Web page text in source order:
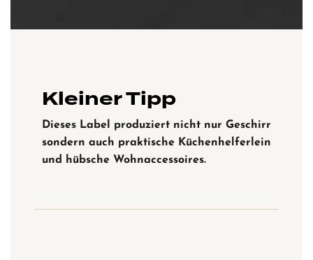
Kleiner Tipp
Dieses Label produziert nicht nur Geschirr
sondern auch praktische Küchenhelferlein
und hübsche Wohnaccessoires.